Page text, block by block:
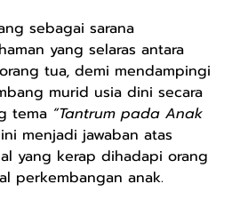
sebagai sarana
yang selaras antara
tua, demi mendampingi
murid usia dini secara
tema “Tantrum pada Anak
menjadi jawaban atas
yang kerap dihadapi orang
perkembangan anak.